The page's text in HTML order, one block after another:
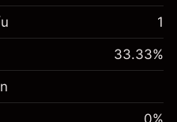
qua
giá
-0.061644
%
bẩy ~
tư
$1,000.00
qua
%
1
33.33%
0%